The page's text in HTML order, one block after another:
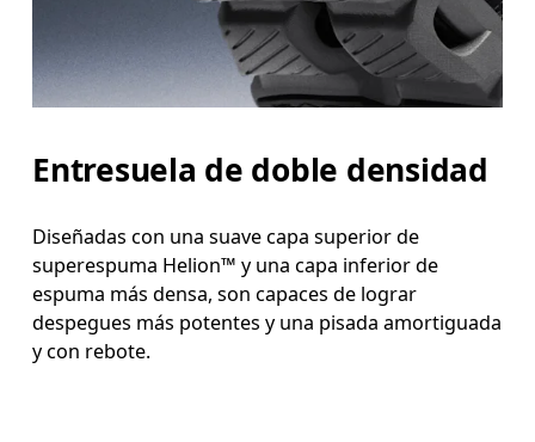
Entresuela de doble densidad
Diseñadas con una suave capa superior de
superespuma Helion™ y una capa inferior de
espuma más densa, son capaces de lograr
despegues más potentes y una pisada amortiguada
y con rebote.